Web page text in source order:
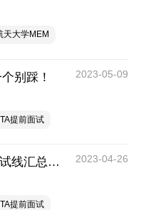
天大学MEM
别踩！ 2023-05-09
提前面试
199管综百校百读丨北京地区复试线汇总及涨跌分析 2023-04-26
提前面试